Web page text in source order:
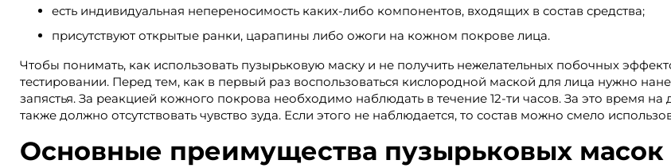
есть индивидуальная непереносимость каких-либо компонентов, входящих в состав средства;
присутствуют открытые ранки, царапины либо ожоги на кожном покрове лица.
Чтобы понимать, как использовать пузырьковую маску и не получить нежелательных побочных
тестировании. Перед тем, как в первый раз воспользоваться кислородной маской для лица нужно
запястья. За реакцией кожного покрова необходимо наблюдать в течение 12-ти часов. За это время
также должно отсутствовать чувство зуда. Если этого не наблюдается, то состав можно смело
Основные преимущества пузырьковых масок